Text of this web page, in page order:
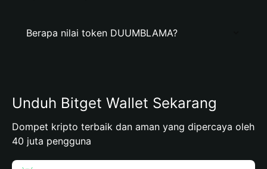
Berapa nilai token DUUMBLAMA?
Unduh Bitget Wallet Sekarang
Dompet kripto terbaik dan aman yang dipercaya oleh
40 juta pengguna